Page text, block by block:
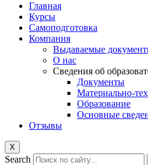
Главная
Курсы
Самоподготовка
Компания
Выдаваемые
О нас
Сведения об
Документы
Материально-
Образование
Основные
Отзывы
X
Search